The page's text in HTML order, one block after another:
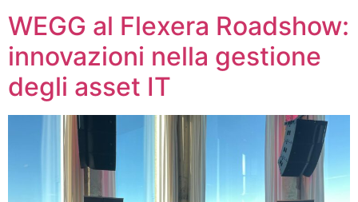
WEGG al Flexera Roadshow:
innovazioni nella gestione
degli asset IT